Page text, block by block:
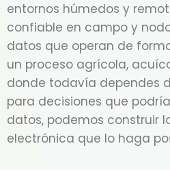
entornos húmedos y
confiable en campo y
datos que operan de
un proceso agrícola,
donde todavía dependes
para decisiones que
datos, podemos construir
electrónica que lo haga